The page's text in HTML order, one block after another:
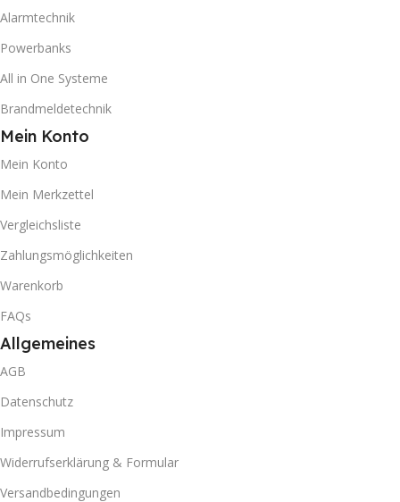
Alarmtechnik
Powerbanks
All in One Systeme
Brandmeldetechnik
Mein Konto
Mein Konto
Mein Merkzettel
Vergleichsliste
Zahlungsmöglichkeiten
Warenkorb
FAQs
Allgemeines
AGB
Datenschutz
Impressum
Widerrufserklärung & Formular
Versandbedingungen